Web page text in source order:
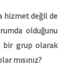
hizmet değil de
olduğunu
bir grup olarak
mısınız?